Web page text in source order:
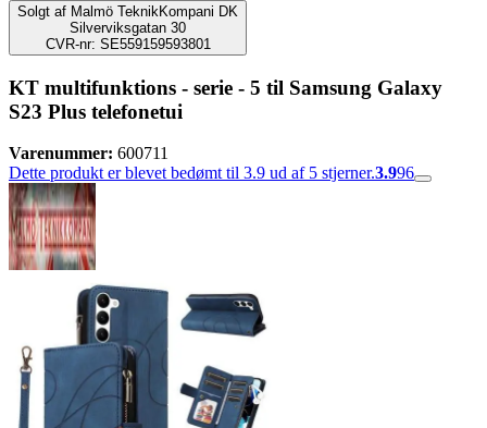
Solgt af Malmö TeknikKompani DK
Silverviksgatan 30
CVR-nr: SE559159593801
KT multifunktions - serie - 5 til Samsung Galaxy
S23 Plus telefonetui
Varenummer: 600711
Dette produkt er blevet bedømt til 3.9 ud af 5 stjerner.3.996